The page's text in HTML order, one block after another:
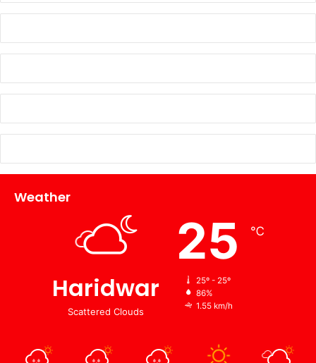
Weather
Haridwar
Scattered Clouds
25 ℃
25º - 25º
86%
1.55 km/h